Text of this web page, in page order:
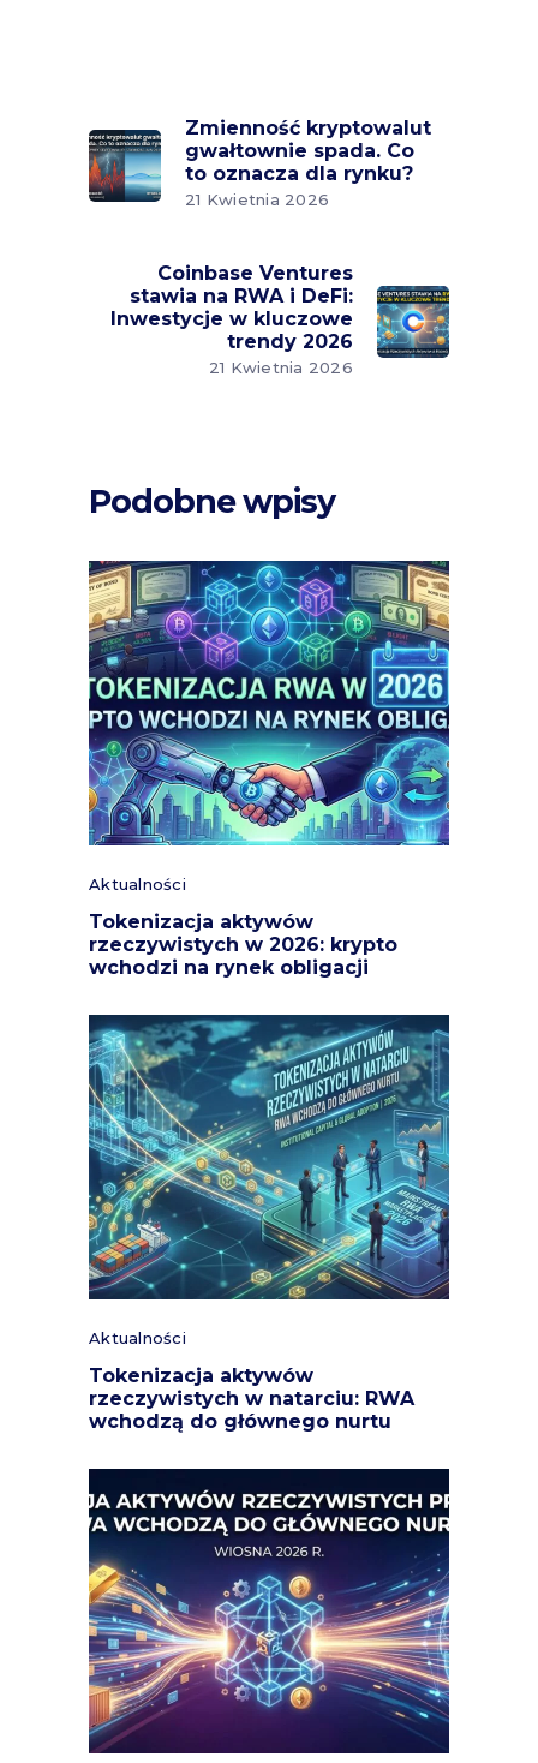
Zmienność kryptowalut
gwałtownie spada. Co
to oznacza dla rynku?
21 Kwietnia 2026
Coinbase Ventures
stawia na RWA i DeFi:
Inwestycje w kluczowe
trendy 2026
21 Kwietnia 2026
Podobne wpisy
Aktualności
Tokenizacja aktywów
rzeczywistych w 2026: krypto
wchodzi na rynek obligacji
Aktualności
Tokenizacja aktywów
rzeczywistych w natarciu: RWA
wchodzą do głównego nurtu